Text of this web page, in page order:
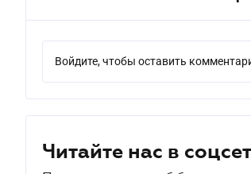
Войдите, чтобы оставить
Читайте нас в